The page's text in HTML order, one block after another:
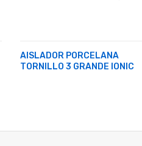
AISLADOR PORCELANA
TORNILLO 3 GRANDE IONIC